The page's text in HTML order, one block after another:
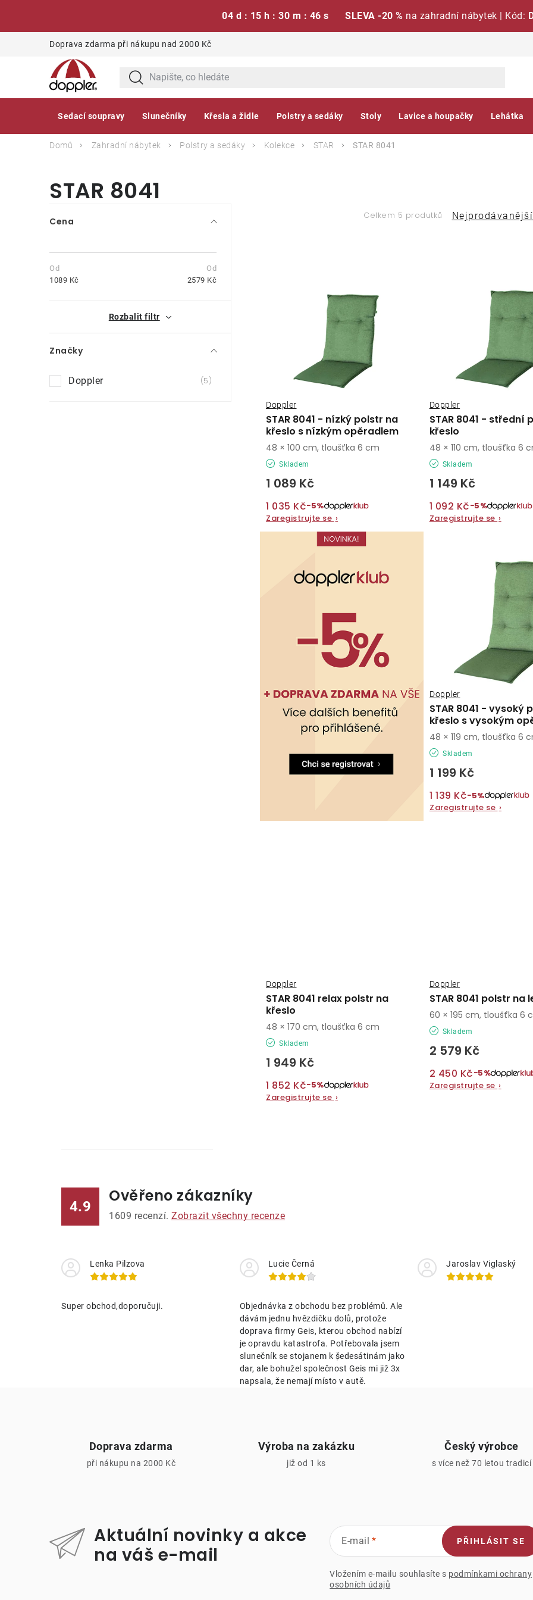
04 d : 15 h : 30 m : 46 s SLEVA -20 % na zahradní nábytek | Kód:
Doprava zdarma při nákupu nad 2000 Kč
Sedací soupravy Slunečníky Křesla a židle Polstry a sedáky Stoly Lavice a houpačky Lehátka
Domů Zahradní nábytek Polstry a sedáky Kolekce STAR STAR 8041
STAR 8041
P
s
t
r
a
n
n
í
Cena
1089 Kč 2579 Kč
Rozbalit filtr
Značky
Doppler 5
Celkem 5 produtků
Ř
o
d
u
k
t
ů
Nejprodávanější
o
d
u
k
t
ů
STAR 8041 - nízký polstr na
křeslo s nízkým opěradlem
Doppler
Skladem
1 089 Kč
1 035 Kč−5%
Zaregistrujte se ›
48 × 100 cm, tloušťka 6 cm
STAR 8041 - střední
křeslo
Doppler
Skladem
1 149 Kč
1 092 Kč−5%
Zaregistrujte se ›
48 × 110 cm, tloušťka 6
STAR 8041 - vysoký
křeslo s vysokým
Doppler
Skladem
1 199 Kč
1 139 Kč−5%
Zaregistrujte se ›
48 × 119 cm, tloušťka 6
STAR 8041 relax polstr na
křeslo
Doppler
Skladem
1 949 Kč
1 852 Kč−5%
Zaregistrujte se ›
48 × 170 cm, tloušťka 6 cm
STAR 8041 polstr na
Doppler
Skladem
2 579 Kč
2 450 Kč−5%
Zaregistrujte se ›
60 × 195 cm, tloušťka 6
á
a
c
p
r
v
k
p
4.9
Ověřeno zákazníky
1609 recenzí. Zobrazit všechny recenze
Lenka Pilzova
Super obchod,doporučuji.
Lucie Černá
Objednávka z obchodu bez problémů. Ale
dávám jednu hvězdičku dolů, protože
doprava firmy Geis, kterou obchod nabízí
je opravdu katastrofa. Potřebovala jsem
slunečník se stojanem k ṣ̌edesátinám jako
dar, ale bohužel společnost Geis mi již 3x
napsala, že nemají místo v autě.
Jaroslav Viglaský
Doprava zdarma
při nákupu na 2000 Kč
Výroba na zakázku
již od 1 ks
Český výrobce
s více než 70 letou tradicí
Aktuální novinky a akce
na váš e-mail
E-mail
Vložením e-mailu souhlasíte s podmínkami ochrany
osobních údajů
PŘIHLÁSIT SE